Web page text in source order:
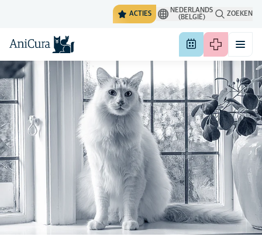
ACTIES
NEDERLANDS
(BELGIË)
ZOEKEN